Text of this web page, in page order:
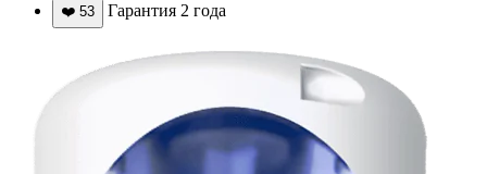
❤️ 53 Гарантия 2 года